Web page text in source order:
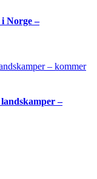
Norge –
–